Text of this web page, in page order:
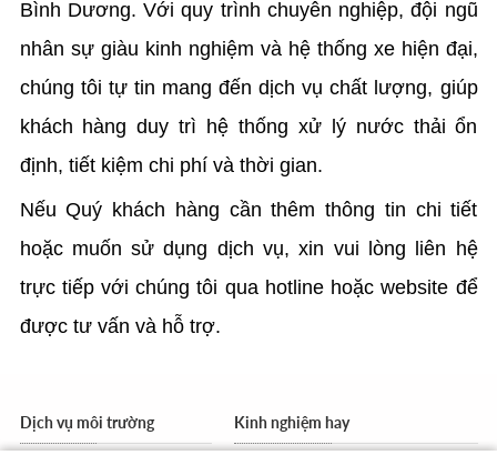
Bình Dương. Với quy trình chuyên nghiệp, đội ngũ
nhân sự giàu kinh nghiệm và hệ thống xe hiện đại,
chúng tôi tự tin mang đến dịch vụ chất lượng, giúp
khách hàng duy trì hệ thống xử lý nước thải ổn
định, tiết kiệm chi phí và thời gian.
Nếu Quý khách hàng cần thêm thông tin chi tiết
hoặc muốn sử dụng dịch vụ, xin vui lòng liên hệ
trực tiếp với chúng tôi qua hotline hoặc website để
được tư vấn và hỗ trợ.
Dịch vụ môi trường Kinh nghiệm hay